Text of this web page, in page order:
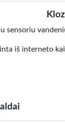
sensoriu
iš interneto